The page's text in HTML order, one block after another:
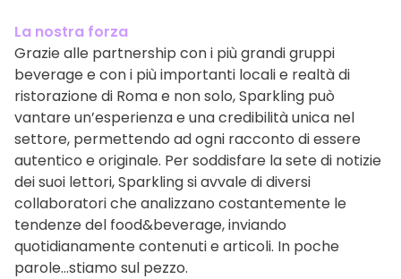
La nostra forza
Grazie alle partnership con i più grandi gruppi
beverage e con i più importanti locali e realtà di
ristorazione di Roma e non solo, Sparkling può
vantare un’esperienza e una credibilità unica nel
settore, permettendo ad ogni racconto di essere
autentico e originale. Per soddisfare la sete di notizie
dei suoi lettori, Sparkling si avvale di diversi
collaboratori che analizzano costantemente le
tendenze del food&beverage, inviando
quotidianamente contenuti e articoli. In poche
parole…stiamo sul pezzo.